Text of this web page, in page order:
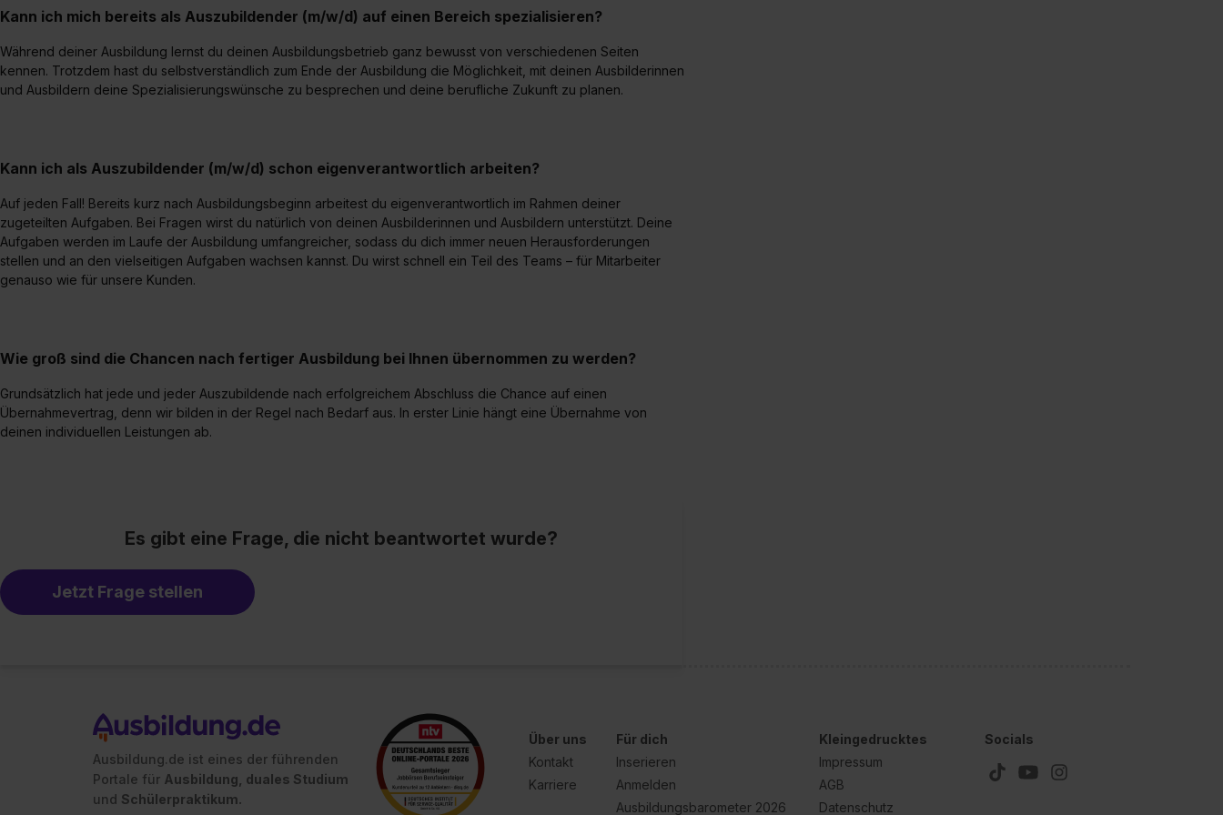
Kann ich mich bereits als Auszubildender (m/w/d) auf einen Bereich spezialisieren?
Während deiner Ausbildung lernst du deinen Ausbildungsbetrieb ganz bewusst von verschiedenen Seiten
kennen. Trotzdem hast du selbstverständlich zum Ende der Ausbildung die Möglichkeit, mit deinen Ausbilderinnen
und Ausbildern deine Spezialisierungswünsche zu besprechen und deine berufliche Zukunft zu planen.
Kann ich als Auszubildender (m/w/d) schon eigenverantwortlich arbeiten?
Auf jeden Fall! Bereits kurz nach Ausbildungsbeginn arbeitest du eigenverantwortlich im Rahmen deiner
zugeteilten Aufgaben. Bei Fragen wirst du natürlich von deinen Ausbilderinnen und Ausbildern unterstützt. Deine
Aufgaben werden im Laufe der Ausbildung umfangreicher, sodass du dich immer neuen Herausforderungen
stellen und an den vielseitigen Aufgaben wachsen kannst. Du wirst schnell ein Teil des Teams – für Mitarbeiter
genauso wie für unsere Kunden.
Wie groß sind die Chancen nach fertiger Ausbildung bei Ihnen übernommen zu werden?
Grundsätzlich hat jede und jeder Auszubildende nach erfolgreichem Abschluss die Chance auf einen
Übernahmevertrag, denn wir bilden in der Regel nach Bedarf aus. In erster Linie hängt eine Übernahme von
deinen individuellen Leistungen ab.
Es gibt eine Frage, die nicht beantwortet wurde?
Jetzt Frage stellen
Ausbildung.de ist eines der führenden
Portale für Ausbildung, duales Studium
und Schülerpraktikum.
Über uns
Kontakt
Karriere
Für dich
Inserieren
Anmelden
Ausbildungsbarometer 2026
Kleingedrucktes
Impressum
AGB
Datenschutz
Socials